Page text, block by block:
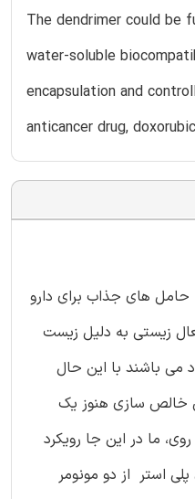
The dendrimer could be
water-soluble
encapsulation and
anticancer drug,
حامل های جذاب برای دارو
زیستی به دلیل زیست
می باشند با این حال
خالص سازی هنوز یک
ما در این جا رویکرد
پلی استر از دو مونومر